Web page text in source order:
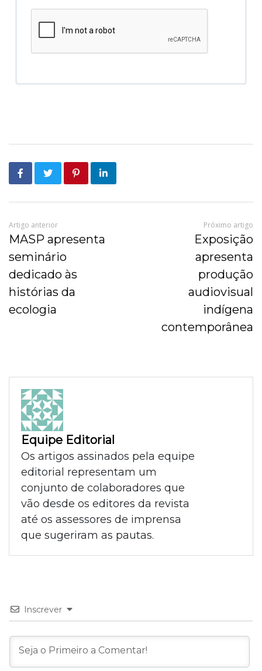
Artigo anterior
MASP apresenta
seminário
dedicado às
histórias da
ecologia
Próximo artigo
Exposição
apresenta
produção
audiovisual
indígena
contemporânea
Equipe Editorial
Os artigos assinados pela equipe
editorial representam um
conjunto de colaboradores que
vão desde os editores da revista
até os assessores de imprensa
que sugeriram as pautas.
Inscrever